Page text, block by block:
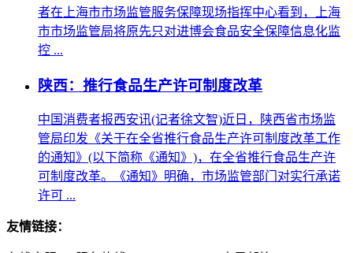
者在上海市市场监管服务保障现场指挥中心看到，上海
市市场监管局将原先只对进博会食品安全保障信息化监
控 ...
陕西：推行食品生产许可制度改革
中国消费者报西安讯(记者徐文智)近日，陕西省市场监
管局印发《关于在全省推行食品生产许可制度改革工作
的通知》(以下简称《通知》)，在全省推行食品生产许
可制度改革。《通知》明确，市场监管部门对实行承诺
许可 ...
友情链接：